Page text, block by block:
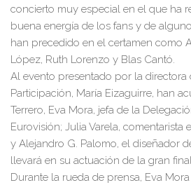
concierto muy especial en el que ha
buena energía de los fans y de
han precedido en el certamen como
López, Ruth Lorenzo y Blas Cantó.
Al evento presentado por la
Participación, María Eizaguirre, han
Terrero, Eva Mora, jefa de la
Eurovisión; Julia Varela, comentarista
y Alejandro G. Palomo, el diseñador
llevará en su actuación de la gran
Durante la rueda de prensa, Eva Mora